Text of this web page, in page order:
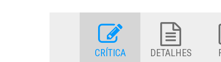
CRÍTICA DETALHES